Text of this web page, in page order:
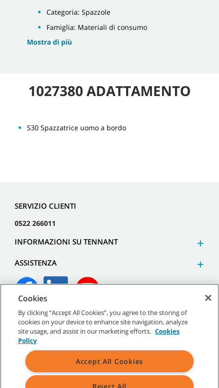
Categoria: Spazzole
Famiglia: Materiali di consumo
Mostra di più
1027380 ADATTAMENTO
S30 Spazzatrice uomo a bordo
SERVIZIO CLIENTI
0522 266011
INFORMAZIONI SU TENNANT
ASSISTENZA
2026 Tennant Company. Tutti i diritti riservati.
Mappa del sito Termini generali |Termini di utilizzo
Termini
di vendita
Cookies
By clicking “Accept All Cookies”, you agree to the storing of
cookies on your device to enhance site navigation, analyze
site usage, and assist in our marketing efforts. Cookies
Policy
Accept All Cookies